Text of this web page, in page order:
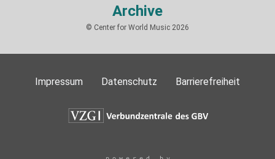
Archive
© Center for World Music 2026
Impressum Datenschutz Barrierefreiheit